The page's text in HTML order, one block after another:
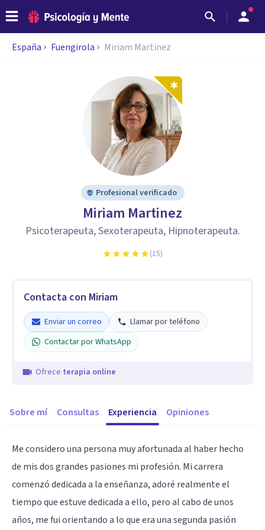
España Fuengirola Miriam Martinez
Profesional verificado
Miriam Martinez
Psicoterapeuta, Sexoterapeuta, Hipnoterapeuta.
(15)
Contacta con Miriam
Enviar un correo
Llamar por teléfono
Contactar por WhatsApp
Ofrece terapia online
Sobre mí Consultas Experiencia Opiniones
Me considero una persona muy afortunada al haber hecho
de mis dos grandes pasiones mi profesión. Mi carrera
comenzó dedicada a la enseñanza, adoré realmente el
tiempo que estuve dedicada a ello, pero al cabo de unos
años, me fui orientando a lo que era una segunda pasión